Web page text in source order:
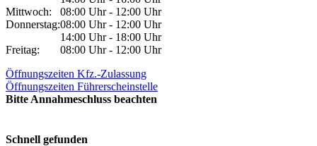
Mittwoch:
08:00 Uhr - 12:00 Uhr
Donnerstag:08:00 Uhr - 12:00 Uhr
14:00 Uhr - 18:00 Uhr
Freitag:
08:00 Uhr - 12:00 Uhr
Öffnungszeiten Kfz.-Zulassung
Öffnungszeiten Führerscheinstelle
Bitte Annahmeschluss beachten
Schnell gefunden